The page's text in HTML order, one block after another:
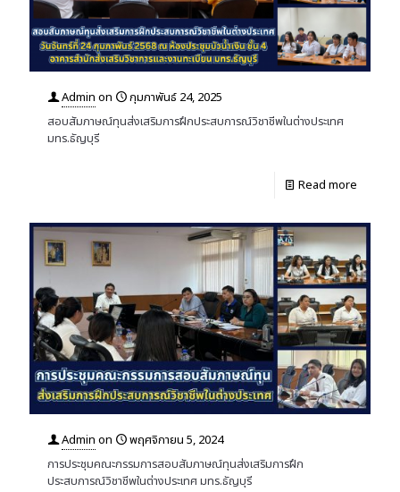
Admin on
กุมภาพันธ์ 24, 2025
สอบสัมภาษณ์ทุนส่งเสริมการฝึกประสบการณ์วิชาชีพในต่างประเทศ
มทร.ธัญบุรี
Read more
Admin on
พฤศจิกายน 5, 2024
การประชุมคณะกรรมการสอบสัมภาษณ์ทุนส่งเสริมการฝึก
ประสบการณ์วิชาชีพในต่างประเทศ มทร.ธัญบุรี